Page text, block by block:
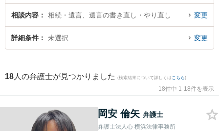
した遺言変更のトラブルを今すぐに弁護士に相談したい』『遺言変更のトラブ
ル解決の実績豊富な近くの弁護士を検索したい』『初回相談無料で遺言変更を
法律相談できる横浜市神奈川区内の弁護士に相談予約したい』などでお困りの
相談内容 相続・遺言、遺言の書き直し・やり直し 変更
詳細条件 未選択 変更
18 人の弁護士が見つかりました (検索結果について詳しくは こちら)
18件中 1-18件を表示
岡安 倫矢 弁護士
弁護士法人心 横浜法律事務所